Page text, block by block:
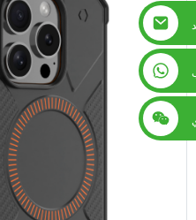
+86 13560759744